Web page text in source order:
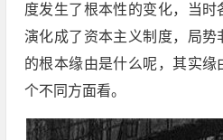
度发生了根本性的变化，当
演化成了资本主义制度，局势
的根本缘由是什么呢，其实缘
个不同方面看。